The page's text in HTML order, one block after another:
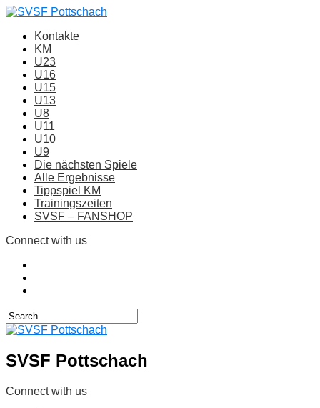
Kontakte
KM
U23
U16
U15
U13
U8
U11
U10
U9
Die nächsten Spiele
Alle Ergebnisse
Tippspiel KM
Trainingszeiten
SVSF – FANSHOP
Connect with us
SVSF Pottschach
Connect with us